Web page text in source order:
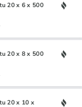
20 x 6 x 500
20 x 8 x 500
20 x 10 x